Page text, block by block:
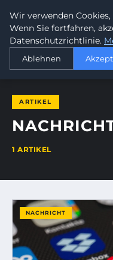
ALANUS
STARTSEITE NACHRICHT
ARTIKEL
1 ARTIKEL
NACHRICHT
Wir verwenden
Wenn Sie fortfahren,
Datenschutzrichtlinie.
Ablehnen